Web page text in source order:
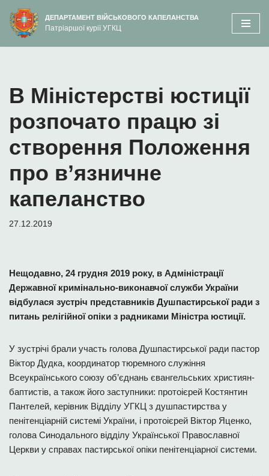
вмісту
Перейти
до
ДЕПАРТАМЕНТ ВІЙСЬКОВОГО КАПЕЛАНСТВА
Патріаршої курії УГКЦ
В Міністерстві юстиції
розпочато працю зі
створення Положення
про в’язничне
капеланство
27.12.2019
Нещодавно, 24 грудня 2019 року, в Адміністрації
Державної кримінально-виконавчої служби України
відбулася зустріч представників Душпастирської ради з
питань релігійної опіки з радниками Міністра юстиції.
У зустрічі брали участь голова Душпастирської ради пастор
Віктор Дудка, координатор тюремного служіння
Всеукраїнського союзу об’єднань євангельських християн-
баптистів, а також його заступники: протоієрей Костянтин
Пантелей, керівник Відділу УГКЦ з душпастирства у
пенітенціарній системі України, і протоієрей Віктор Яценко,
голова Синодального відділу Української Православної
Церкви у справах пастирської опіки пенітенціарної системи.